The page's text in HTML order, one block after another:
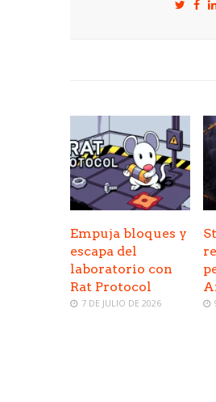
Empuja bloques y
escapa del
laboratorio con
Rat Protocol
7 DE JULIO DE 2026